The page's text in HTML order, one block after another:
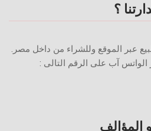
؟
عبر الموقع وللشراء من داخل مصر.
الواتس آب على الرقم التالى :
المؤالف